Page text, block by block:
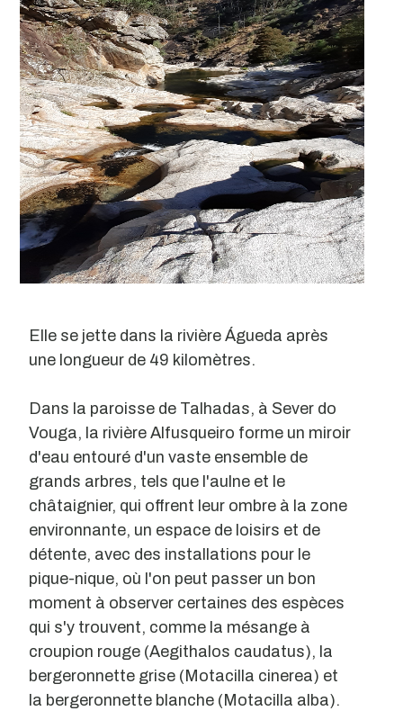
Elle se jette dans la rivière Águeda après
une longueur de 49 kilomètres.
Dans la paroisse de Talhadas, à Sever do
Vouga, la rivière Alfusqueiro forme un miroir
d'eau entouré d'un vaste ensemble de
grands arbres, tels que l'aulne et le
châtaignier, qui offrent leur ombre à la zone
environnante, un espace de loisirs et de
détente, avec des installations pour le
pique-nique, où l'on peut passer un bon
moment à observer certaines des espèces
qui s'y trouvent, comme la mésange à
croupion rouge (Aegithalos caudatus), la
bergeronnette grise (Motacilla cinerea) et
la bergeronnette blanche (Motacilla alba).